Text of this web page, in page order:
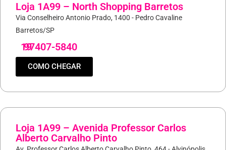
Loja 1A99 – North Shopping Barretos
Via Conselheiro Antonio Prado, 1400 - Pedro Cavaline
Barretos/SP
19
97407-5840
COMO CHEGAR
Loja 1A99 – Avenida Professor Carlos
Alberto Carvalho Pinto